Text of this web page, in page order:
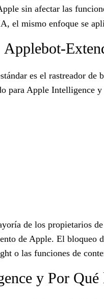
sin afectar las
el mismo enfoque se
es el rastreador de
para Apple Intelligence
de los propietarios
de Apple. El
o las funciones de
y Por